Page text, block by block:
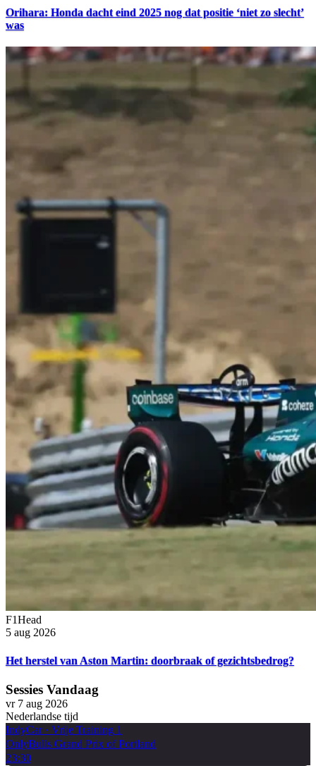
Orihara: Honda dacht eind 2025 nog dat positie ‘niet zo slecht’
was
F1Head
5 aug 2026
Het herstel van Aston Martin: doorbraak of gezichtsbedrog?
Sessies Vandaag
vr 7 aug 2026
Nederlandse tijd
IndyCar· Vrije Training 1
OnlyBulls Grand Prix of Portland
23:30